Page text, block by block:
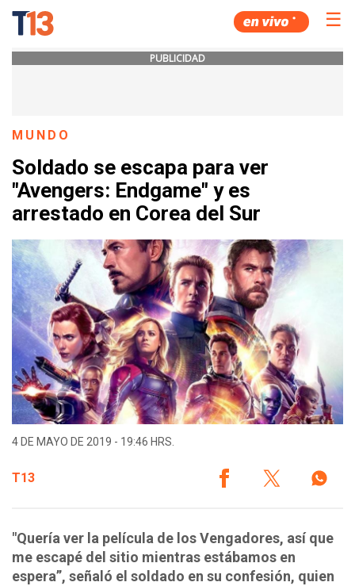
☰
PUBLICIDAD
MUNDO
Soldado se escapa para ver
"Avengers: Endgame" y es
arrestado en Corea del Sur
4 DE MAYO DE 2019 - 19:46 HRS.
T13
"Quería ver la película de los Vengadores, así que
me escapé del sitio mientras estábamos en
espera”, señaló el soldado en su confesión, quien